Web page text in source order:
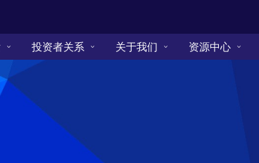
投资者关系 关于我们 资源中心